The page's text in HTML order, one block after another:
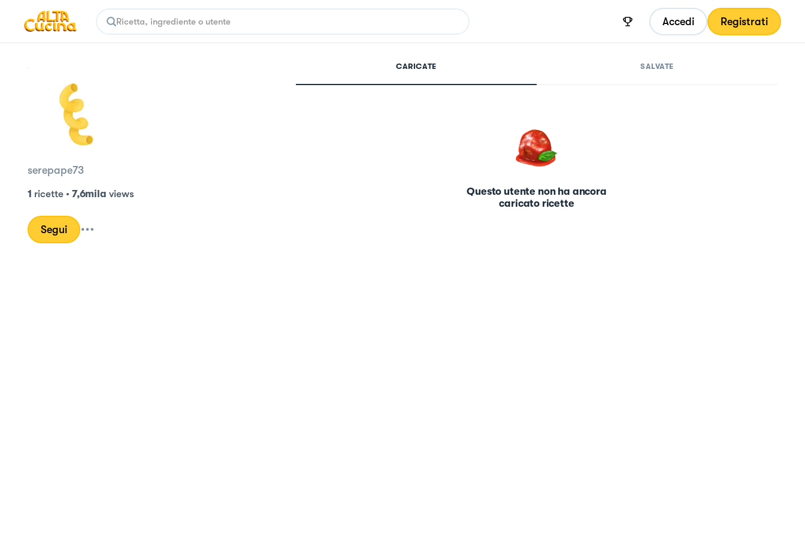
Accedi Registrati
serepape73
1 ricette• 7,6mila views
Segui
CARICATE SALVATE
Questo utente non ha ancora
caricato ricette